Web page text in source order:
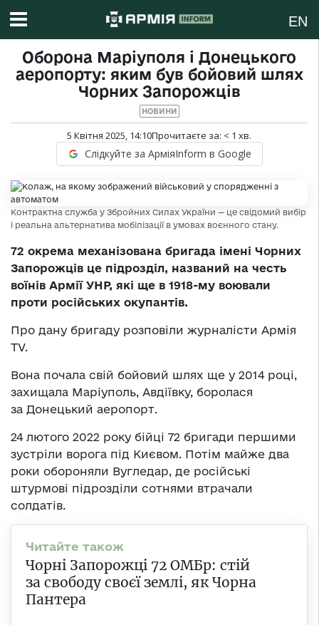
EN
Оборона Маріуполя і Донецького
аеропорту: яким був бойовий шлях
Чорних Запорожців
НОВИНИ
5 Квітня 2025, 14:10Прочитаєте за: < 1 хв.
Слідкуйте за АрміяInform в Google
Контрактна служба у Збройних Силах України — це свідомий вибір
і реальна альтернатива мобілізації в умовах воєнного стану.
72 окрема механізована бригада імені Чорних
Запорожців це підрозділ, названий на честь
воїнів Армії УНР, які ще в 1918-му воювали
проти російських окупантів.
Про дану бригаду розповіли журналісти Армія
TV.
Вона почала свій бойовий шлях ще у 2014 році,
захищала Маріуполь, Авдіївку, боролася
за Донецький аеропорт.
24 лютого 2022 року бійці 72 бригади першими
зустріли ворога під Києвом. Потім майже два
роки обороняли Вугледар, де російські
штурмові підрозділи сотнями втрачали
солдатів.
Чорні Запорожці 72 ОМБр: стій
за свободу своєї землі, як Чорна
Пантера